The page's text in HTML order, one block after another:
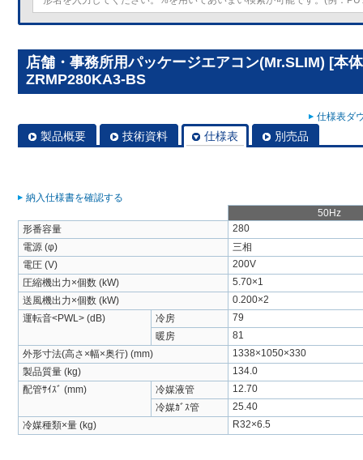
店舗・事務所用パッケージエアコン(Mr.SLIM) [本
ZRMP280KA3-BS
仕様表ダ
製品概要 技術資料 仕様表 別売品
納入仕様書を確認する
50Hz
形番容量
280
電源 (φ)
三相
電圧 (V)
200V
圧縮機出力×個数 (kW)
5.70×1
送風機出力×個数 (kW)
0.200×2
運転音<PWL> (dB)
冷房
79
暖房
81
外形寸法(高さ×幅×奥行) (mm)
1338×1050×330
製品質量 (kg)
134.0
配管ｻｲｽﾞ (mm)
冷媒液管
12.70
冷媒ｶﾞｽ管
25.40
冷媒種類×量 (kg)
R32×6.5